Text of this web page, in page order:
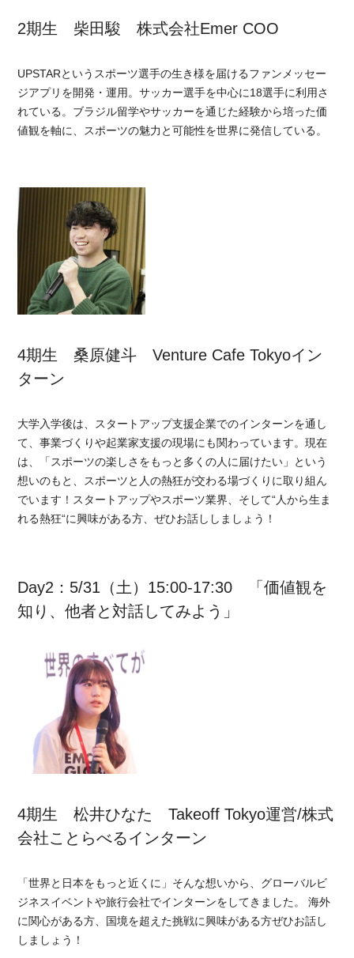
2期生 柴田駿 株式会社Emer COO
UPSTARというスポーツ選手の生き様を届けるファンメッセー
ジアプリを開発・運用。サッカー選手を中心に18選手に利用さ
れている。ブラジル留学やサッカーを通じた経験から培った価
値観を軸に、スポーツの魅力と可能性を世界に発信している。
4期生 桑原健斗 Venture Cafe Tokyoイン
ターン
大学入学後は、スタートアップ支援企業でのインターンを通し
て、事業づくりや起業家支援の現場にも関わっています。現在
は、「スポーツの楽しさをもっと多くの人に届けたい」という
想いのもと、スポーツと人の熱狂が交わる場づくりに取り組ん
でいます！スタートアップやスポーツ業界、そして“人から生ま
れる熱狂“に興味がある方、ぜひお話ししましょう！
Day2：5/31（土）15:00-17:30 「価値観を
知り、他者と対話してみよう」
4期生 松井ひなた Takeoff Tokyo運営/株式
会社ことらべるインターン
「世界と日本をもっと近くに」そんな想いから、グローバルビ
ジネスイベントや旅行会社でインターンをしてきました。 海外
に関心がある方、国境を超えた挑戦に興味がある方ぜひお話し
しましょう！